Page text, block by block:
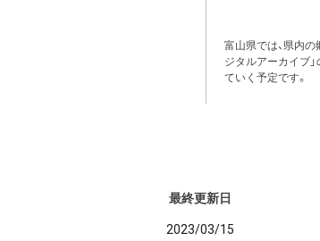
富山県では、県内
ジタルアーカイブ
ていく予定です。
最終更新日
2023/03/15